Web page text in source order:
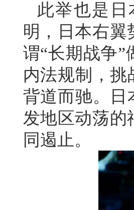
此举也是
明，日本右翼
谓“长期战争
内法规制，挑
背道而驰。日
发地区动荡的
同遏止。